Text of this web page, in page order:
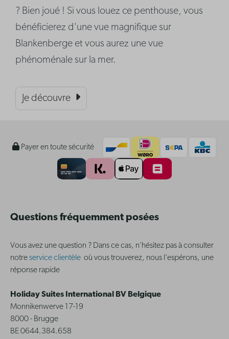
? Bien joué ! Si vous louez ce penthouse, vous
bénéficierez d'une vue magnifique sur
Blankenberge et vous aurez une vue
phénoménale sur la mer.
Je découvre
Payer en toute sécurité
Questions fréquemment posées
Vous avez une question ? Dans ce cas, n'hésitez pas à consulter
notreservice clientèle où vous trouverez, nous l'espérons, une
réponse rapide
Holiday Suites International BV Belgique
Monnikenwerve 17-19
8000 - Brugge
BE 0644.384.658